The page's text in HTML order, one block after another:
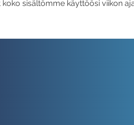
sisältömme käyttöösi viikon